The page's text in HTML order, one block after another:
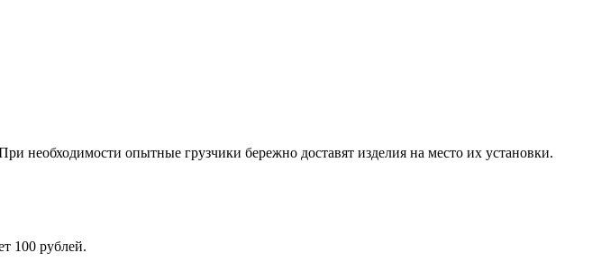
необходимости опытные грузчики бережно доставят изделия на место их установки.
100 рублей.